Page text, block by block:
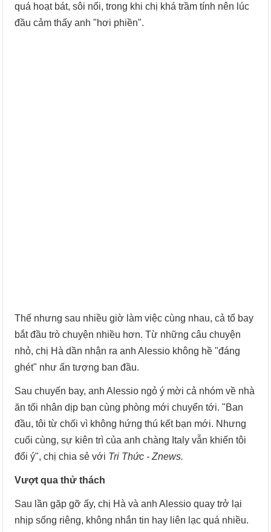
quá hoạt bát, sôi nổi, trong khi chị khá trầm tính nên lúc
đầu cảm thấy anh "hơi phiền".
Thế nhưng sau nhiều giờ làm việc cùng nhau, cả tổ bay
bắt đầu trò chuyện nhiều hơn. Từ những câu chuyện
nhỏ, chị Hà dần nhận ra anh Alessio không hề "đáng
ghét" như ấn tượng ban đầu.
Sau chuyến bay, anh Alessio ngỏ ý mời cả nhóm về nhà
ăn tối nhân dịp bạn cùng phòng mới chuyển tới. "Ban
đầu, tôi từ chối vì không hứng thú kết bạn mới. Nhưng
cuối cùng, sự kiên trì của anh chàng Italy vẫn khiến tôi
đổi ý", chị chia sẻ với Tri Thức - Znews.
Vượt qua thử thách
Sau lần gặp gỡ ấy, chị Hà và anh Alessio quay trở lại
nhịp sống riêng, không nhắn tin hay liên lạc quá nhiều.